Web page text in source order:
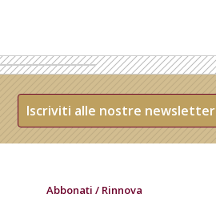
Iscriviti alle nostre newsletter
Abbonati / Rinnova